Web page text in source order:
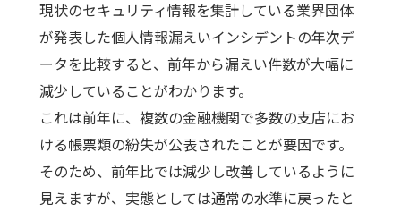
現状のセキュリティ情報を集計している業界団体
が発表した個人情報漏えいインシデントの年次デ
ータを比較すると、前年から漏えい件数が大幅に
減少していることがわかります。
これは前年に、複数の金融機関で多数の支店にお
ける帳票類の紛失が公表されたことが要因です。
そのため、前年比では減少し改善しているように
見えますが、実態としては通常の水準に戻ったと